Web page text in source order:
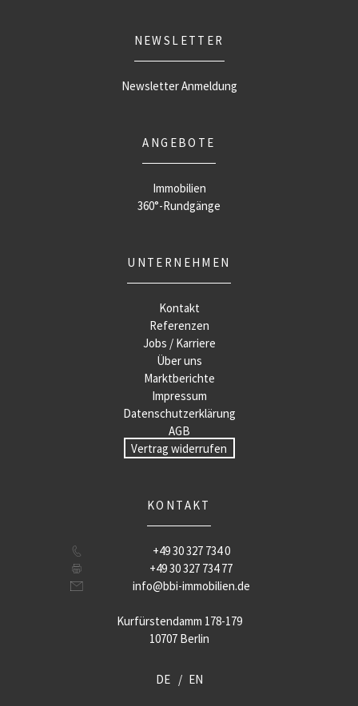
NEWSLETTER
Newsletter Anmeldung
ANGEBOTE
Immobilien
360°-Rundgänge
UNTERNEHMEN
Kontakt
Referenzen
Jobs / Karriere
Über uns
Marktberichte
Impressum
Datenschutzerklärung
AGB
Vertrag widerrufen
KONTAKT
+49 30 327 734 0
+49 30 327 734 77
info@bbi-immobilien.de
Kurfürstendamm 178-179
10707 Berlin
DE EN